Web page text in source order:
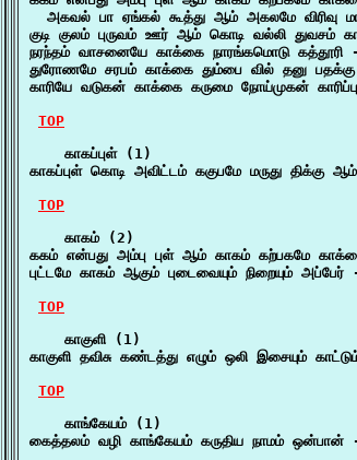
அகவல் பா ஏங்கல் கூத்து ஆம் அகலமே விரிவு
குடி குலம் புருவம் ஊர் ஆம் கொடி வல்லி துவசம்
நரந்தம் வாசனையே காக்கை நாரங்கமொடு கத்தூரி
துரோணமே சரபம் காக்கை தும்பை வில் தனு
காரியே வடுகன் காக்கை கருமை நோய்முகன்
TOP
    காகப்புள் (1)
காகப்புள் கொடி அவிட்டம் ககுபமே மருது திக்கு
TOP
    காகம் (2)
ககம் என்பது அம்பு புள் ஆம் காகம் கற்பகமே
புட்டமே காகம் ஆகும் புடைவையும் நிறையும் அப்பேர்
TOP
    காகுளி (1)
காகுளி தவிசு கண்டத்து எழும் ஒலி இசையும்
TOP
    காங்கேயம் (1)
கைத்தலம் வழி காங்கேயம் கருதிய நாமம் ஒன்பான்